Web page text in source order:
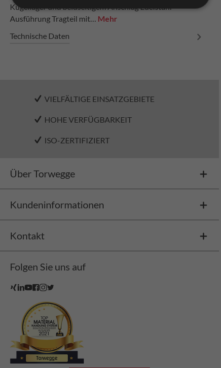
Kugellager und beidseitigem Anschlag Edelstahl
Ausführung Tragteil mit… Mehr
Technische Daten
VIELFÄLTIGE EINSATZGEBIETE
HOHE VERFÜGBARKEIT
ISO-ZERTIFIZIERT
Über Torwegge
Kundeninformationen
Kontakt
Folgen Sie uns auf